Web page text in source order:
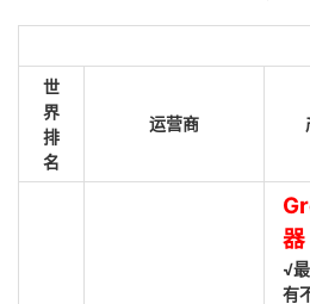
世
界
排
名
运营商
器
√
有